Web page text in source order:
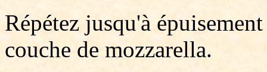
Répétez jusqu'à
couche de mozzarella.